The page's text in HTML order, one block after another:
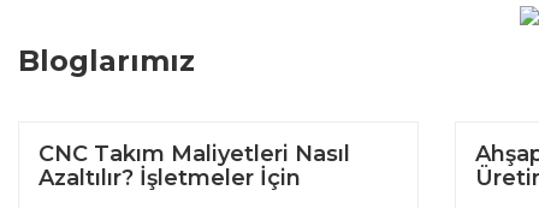
Bloglarımız
CNC Takım Maliyetleri Nasıl
Azaltılır? İşletmeler İçin